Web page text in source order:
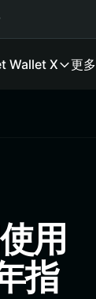
Wallet X 更多
用
指